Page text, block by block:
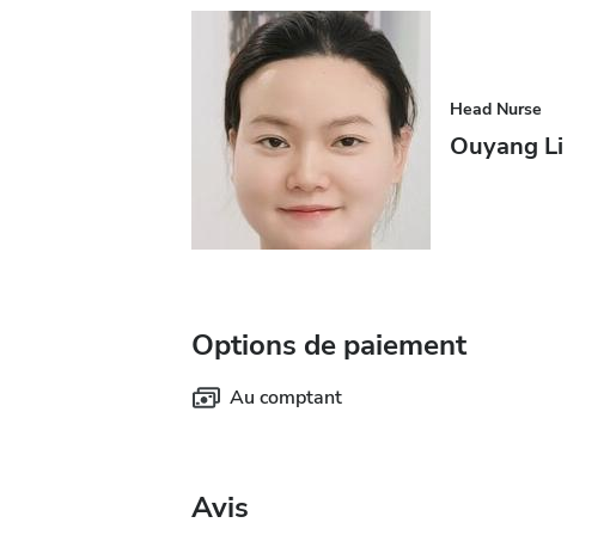
Head Nurse
Ouyang Li
Options de paiement
Au comptant
Avis